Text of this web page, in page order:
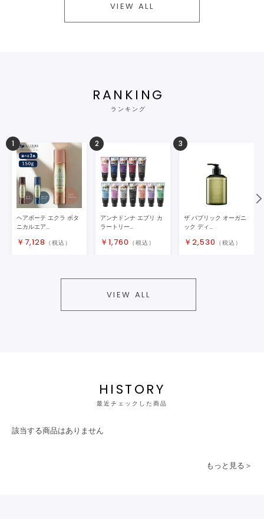
VIEW ALL
RANKING
ランキング
1
ヘアボーテ エクラ ボタ
ニカルエア...
￥ 7,128 （税込）
2
アンナドンナ エブリ カ
ラートリー...
￥ 1,760 （税込）
3
ザ パブリック オーガニ
ック ディ...
￥ 2,530 （税込）
VIEW ALL
HISTORY
最近チェックした商品
該当する商品はありません
もっと見る＞